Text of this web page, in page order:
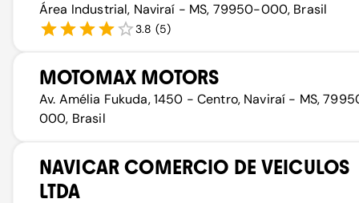
Área Industrial, Naviraí - MS, 79950-000, Brasil
3.8 (5)
MOTOMAX MOTORS
Av. Amélia Fukuda, 1450 - Centro, Naviraí - MS,
000, Brasil
NAVICAR COMERCIO DE VEICULOS
LTDA